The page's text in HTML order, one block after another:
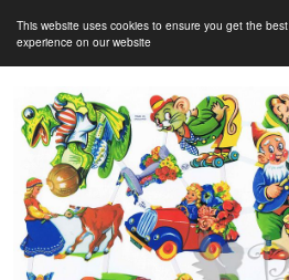
This website uses cookies to ensure you get the best
experience on our website